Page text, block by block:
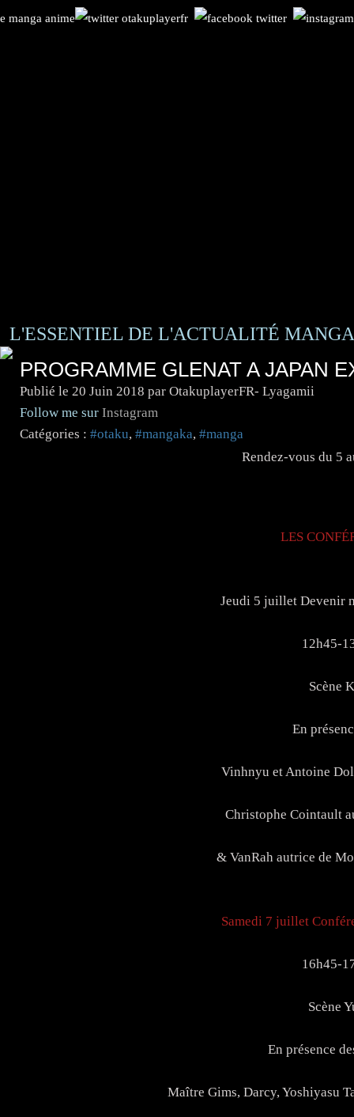
L'ESSENTIEL DE L'ACTUALITÉ
PROGRAMME GLENAT A JAPAN
Publié le 20 Juin 2018 par OtakuplayerFR- Lyagamii
Follow me sur Instagram
Catégories : #otaku, #mangaka, #manga
Rendez-vous du 5
LES
Jeudi 5 juillet Devenir
12h45-
Scène
En
Vinhnyu et Antoine
Christophe Cointault
& VanRah autrice de
Samedi 7 juillet
16h45-
Scène
En présence
Maître Gims, Darcy, Yoshiyasu